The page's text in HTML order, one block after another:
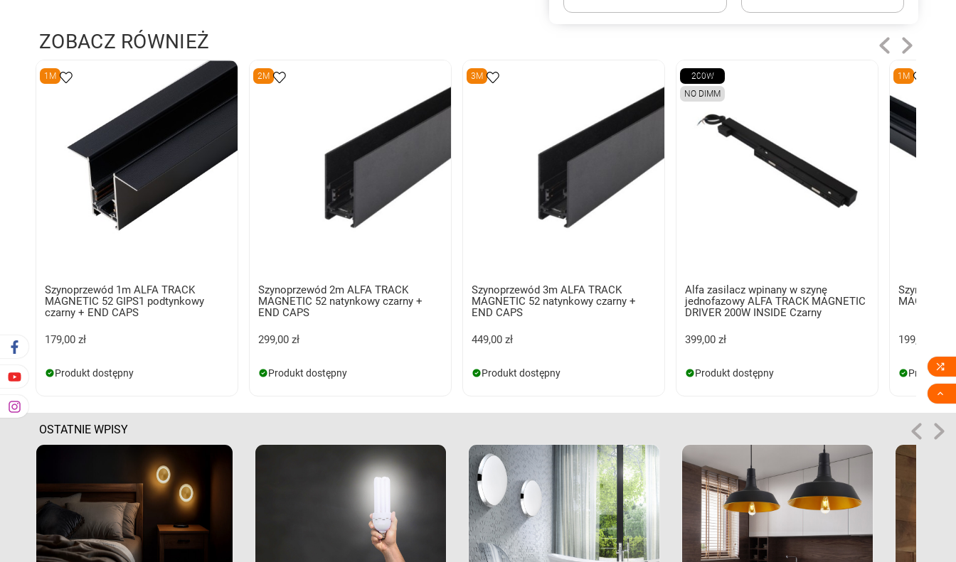
ZOBACZ RÓWNIEŻ
1M
Szynoprzewód 1m ALFA TRACK
MAGNETIC 52 GIPS1 podtynkowy
czarny + END CAPS
179,00 zł
Produkt dostępny
2M
Szynoprzewód 2m ALFA TRACK
MAGNETIC 52 natynkowy czarny +
END CAPS
299,00 zł
Produkt dostępny
3M
Szynoprzewód 3m ALFA TRACK
MAGNETIC 52 natynkowy czarny +
END CAPS
449,00 zł
Produkt dostępny
200W
NO DIMM
Alfa zasilacz wpinany w szynę
jednofazowy ALFA TRACK MAGNETIC
DRIVER 200W INSIDE Czarny
399,00 zł
Produkt dostępny
1M
199,00 zł
Produkt
OSTATNIE WPISY

